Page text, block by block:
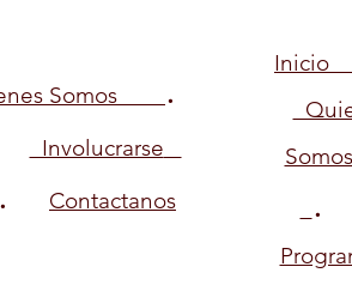
Somos .
Involucrarse
. Contactanos
Somos